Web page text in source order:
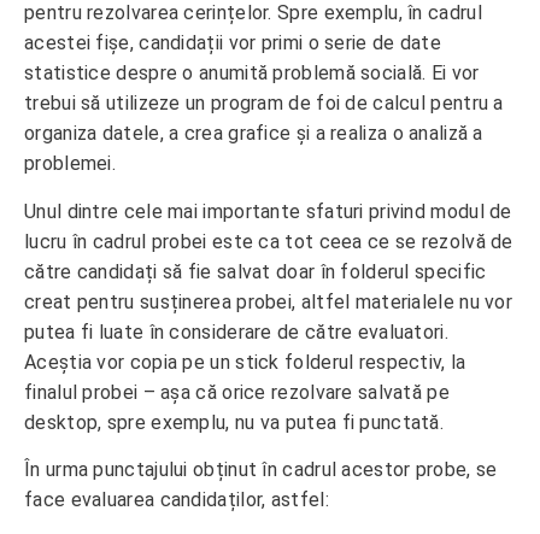
pentru rezolvarea cerințelor. Spre exemplu, în cadrul
acestei fișe, candidații vor primi o serie de date
statistice despre o anumită problemă socială. Ei vor
trebui să utilizeze un program de foi de calcul pentru a
organiza datele, a crea grafice și a realiza o analiză a
problemei.
Unul dintre cele mai importante sfaturi privind modul de
lucru în cadrul probei este ca tot ceea ce se rezolvă de
către candidați să fie salvat doar în folderul specific
creat pentru susținerea probei, altfel materialele nu vor
putea fi luate în considerare de către evaluatori.
Aceștia vor copia pe un stick folderul respectiv, la
finalul probei – așa că orice rezolvare salvată pe
desktop, spre exemplu, nu va putea fi punctată.
În urma punctajului obținut în cadrul acestor probe, se
face evaluarea candidaților, astfel: